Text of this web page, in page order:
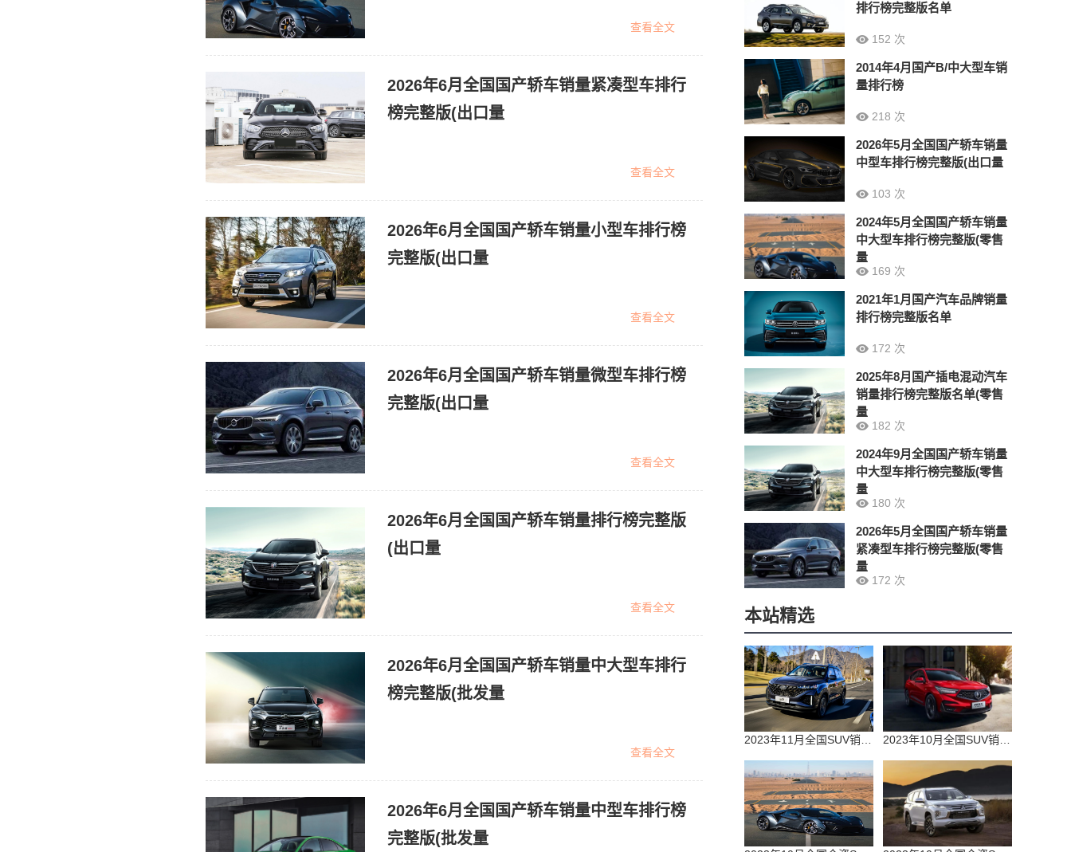
查看全文
2026年6月全国国产轿车销量紧凑型车排行
榜完整版(出口量
查看全文
2026年6月全国国产轿车销量小型车排行榜
完整版(出口量
查看全文
2026年6月全国国产轿车销量微型车排行榜
完整版(出口量
查看全文
2026年6月全国国产轿车销量排行榜完整版
(出口量
查看全文
2026年6月全国国产轿车销量中大型车排行
榜完整版(批发量
查看全文
2026年6月全国国产轿车销量中型车排行榜
完整版(批发量
排行榜完整版名单
152 次
2014年4月国产B/中大型车销
量排行榜
218 次
2026年5月全国国产轿车销量
中型车排行榜完整版(出口量
103 次
2024年5月全国国产轿车销量
中大型车排行榜完整版(零售
量
169 次
2021年1月国产汽车品牌销量
排行榜完整版名单
172 次
2025年8月国产插电混动汽车
销量排行榜完整版名单(零售
量
182 次
2024年9月全国国产轿车销量
中大型车排行榜完整版(零售
量
180 次
2026年5月全国国产轿车销量
紧凑型车排行榜完整版(零售
量
172 次
本站精选